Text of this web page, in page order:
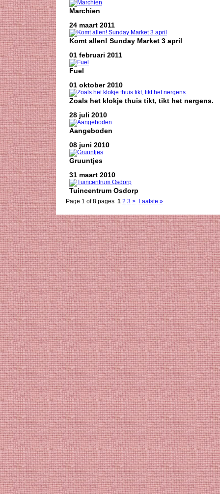
Marchien
24 maart 2011
Komt allen! Sunday Market 3 april
01 februari 2011
Fuel
01 oktober 2010
Zoals het klokje thuis tikt, tikt het nergens.
28 juli 2010
Aangeboden
08 juni 2010
Gruuntjes
31 maart 2010
Tuincentrum Osdorp
Page 1 of 8 pages 1 2 3 > Laatste »